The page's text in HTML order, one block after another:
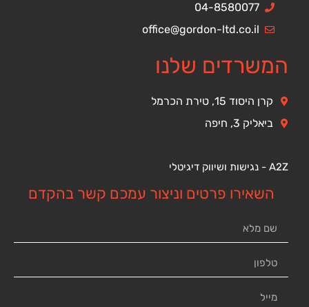
04-8580077
office@gordon-ltd.co.il
המשרדים שלנו
קרן היסוד 15, טירת הכרמל
ביאליק 3, חיפה
A2Z - נגישות ושיווק דיגיטלי
השאירו פרטים וניצור עמכם קשר בהקדם